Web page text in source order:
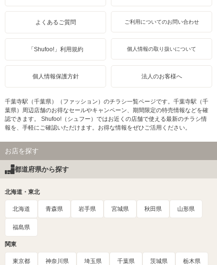
よくあるご質問 ご利用についてのお問い合わせ
「Shufoo!」利用規約 個人情報の取り扱いについて
個人情報保護方針 法人のお客様へ
千葉寺駅（千葉県）（ファッション）のチラシ一覧ページです。千葉寺駅（千
葉県）周辺店舗のお得なセールやキャンペーン、期間限定の特売情報などを確
認できます。 Shufoo!（シュフー）ではお近くの店舗で使える最新のチラシ情
報を、手軽にご確認いただけます。お得な情報をぜひご活用ください。
お店を探す
都道府県から探す
北海道・東北
北海道 青森県 岩手県 宮城県 秋田県 山形県
福島県
関東
東京都 神奈川県 埼玉県 千葉県 茨城県 栃木県